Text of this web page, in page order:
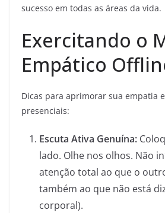
sucesso em todas as áreas da vida.
Exercitando o
Empático
Dicas para aprimorar sua empatia
presenciais:
Escuta Ativa Genuína:
lado. Olhe nos olhos. Não
atenção total ao que o
também ao que não está
corporal).